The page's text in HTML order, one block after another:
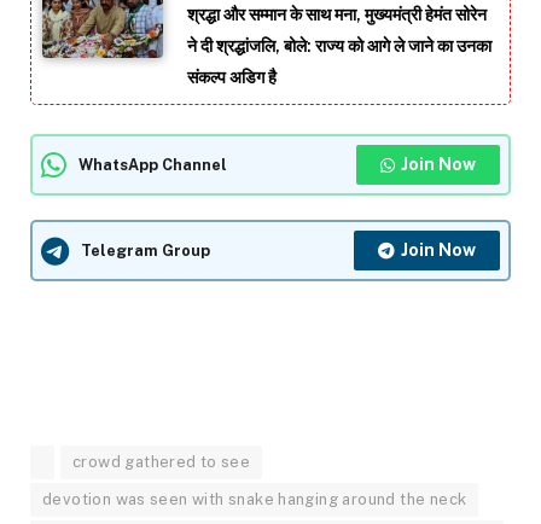
श्रद्धा और सम्मान के साथ मना, मुख्यमंत्री हेमंत सोरेन
ने दी श्रद्धांजलि, बोले: राज्य को आगे ले जाने का उनका
संकल्प अडिग है
WhatsApp Channel Join Now
Telegram Group Join Now
crowd gathered to see
devotion was seen with snake hanging around the neck